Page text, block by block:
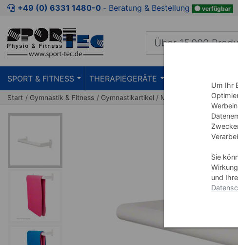
Zum Kaufbereich springen Zur Produktbeschreibung springen
+49 (0) 6331 1480-0 ‐ Beratung & Bestellung verfügbar
SPORT & FITNESS THERAPIEGERÄTE
Start Gymnastik & Fitness Gymnastikartikel Matten Matten
Um Ihr
Sie
und